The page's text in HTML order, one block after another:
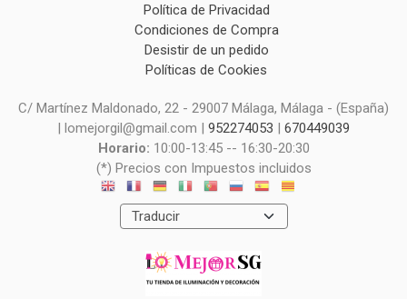
Política de Privacidad
Condiciones de Compra
Desistir de un pedido
Políticas de Cookies
C/ Martínez Maldonado, 22 - 29007 Málaga, Málaga - (España)
| lomejorgil@gmail.com | 952274053 | 670449039
Horario: 10:00-13:45 -- 16:30-20:30
(*) Precios con Impuestos incluidos